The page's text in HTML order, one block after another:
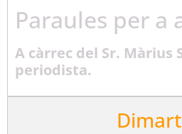
Paraules per a
A càrrec del Sr. Màrius
periodista.